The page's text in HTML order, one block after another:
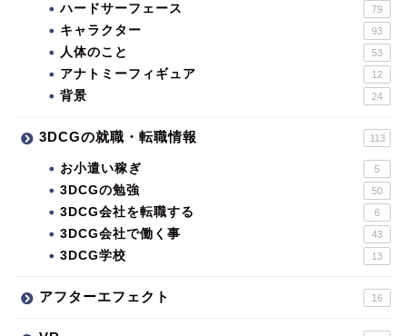
ハードサーフェース 79
キャラクター 93
人体のこと 53
アナトミーフィギュア 12
背景 24
3DCGの就職・転職情報 113
お小遣い稼ぎ 5
3DCGの勉強 50
3DCG会社を転職する 6
3DCG会社で働く事 43
3DCG学校 13
アフターエフェクト 16